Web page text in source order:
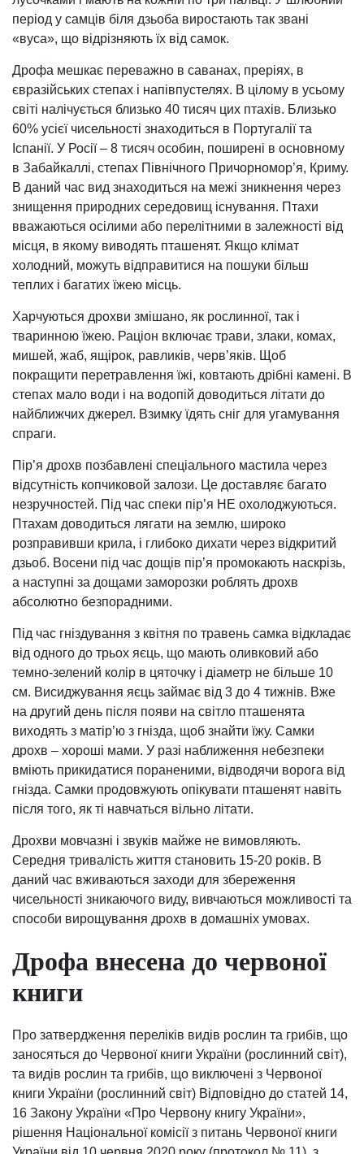
період у самців біля дзьоба виростають так звані
«вуса», що відрізняють їх від самок.
Дрофа мешкає переважно в саванах, преріях, в
євразійських степах і напівпустелях. В цілому в усьому
світі налічується близько 40 тисяч цих птахів. Близько
60% усієї чисельності знаходиться в Португалії та
Іспанії. У Росії – 8 тисяч особин, поширені в основному
в Забайкаллі, степах Північного Причорномор’я, Криму.
В даний час вид знаходиться на межі зникнення через
знищення природних середовищ існування. Птахи
вважаються осілими або перелітними в залежності від
місця, в якому виводять пташенят. Якщо клімат
холодний, можуть відправитися на пошуки більш
теплих і багатих їжею місць.
Харчуються дрохви змішано, як рослинної, так і
тваринною їжею. Раціон включає трави, злаки, комах,
мишей, жаб, ящірок, равликів, черв’яків. Щоб
покращити перетравлення їжі, ковтають дрібні камені. В
степах мало води і на водопій доводиться літати до
найближчих джерел. Взимку їдять сніг для угамування
спраги.
Пір’я дрохв позбавлені спеціального мастила через
відсутність копчиковой залози. Це доставляє багато
незручностей. Під час спеки пір’я НЕ охолоджуються.
Птахам доводиться лягати на землю, широко
розправивши крила, і глибоко дихати через відкритий
дзьоб. Восени під час дощів пір’я промокають наскрізь,
а наступні за дощами заморозки роблять дрохв
абсолютно безпорадними.
Під час гніздування з квітня по травень самка відкладає
від одного до трьох яєць, що мають оливковий або
темно-зелений колір в цяточку і діаметр не більше 10
см. Висиджування яєць займає від 3 до 4 тижнів. Вже
на другий день після появи на світло пташенята
виходять з матір’ю з гнізда, щоб знайти їжу. Самки
дрохв – хороші мами. У разі наближення небезпеки
вміють прикидатися пораненими, відводячи ворога від
гнізда. Самки продовжують опікувати пташенят навіть
після того, як ті навчаться вільно літати.
Дрохви мовчазні і звуків майже не вимовляють.
Середня тривалість життя становить 15-20 років. В
даний час вживаються заходи для збереження
чисельності зникаючого виду, вивчаються можливості та
способи вирощування дрохв в домашніх умовах.
Дрофа внесена до червоної
книги
Про затвердження переліків видів рослин та грибів, що
заносяться до Червоної книги України (рослинний світ),
та видів рослин та грибів, що виключені з Червоної
книги України (рослинний світ) Відповідно до статей 14,
16 Закону України «Про Червону книгу України»,
рішення Національної комісії з питань Червоної книги